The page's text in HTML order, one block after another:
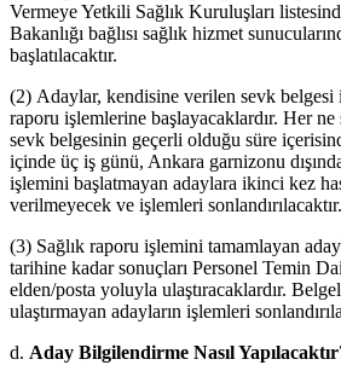
Vermeye Yetkili Sağlık Kuruluşları
Bakanlığı bağlısı sağlık hizmet
başlatılacaktır.
(2) Adaylar, kendisine verilen sevk belgesi
raporu işlemlerine başlayacaklardır. Her ne
sevk belgesinin geçerli olduğu süre
içinde üç iş günü, Ankara garnizonu
işlemini başlatmayan adaylara ikinci kez
verilmeyecek ve işlemleri sonlandırılacaktır.
(3) Sağlık raporu işlemini tamamlayan
tarihine kadar sonuçları Personel Temin
elden/posta yoluyla ulaştıracaklardır.
ulaştırmayan adayların işlemleri
d. Aday Bilgilendirme Nasıl